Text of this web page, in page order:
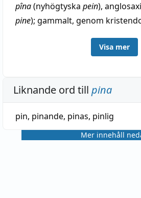
pîna(nyhögtyska pein),
pine); gammalt, genom
krita, siden), varav även franska
Visa mer
Liknande ord till pina
pin, pinande, pinas, pinlig
Mer innehåll